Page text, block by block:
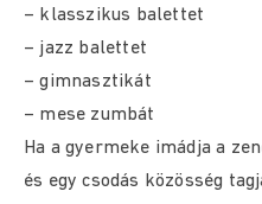
– klasszikus balettet
– jazz balettet
– gimnasztikát
– mese zumbát
Ha a gyermeke imádja a
és egy csodás közösség